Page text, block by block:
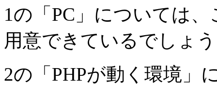
1の「PC」については
用意できているでしょ
2の「PHPが動く環境」